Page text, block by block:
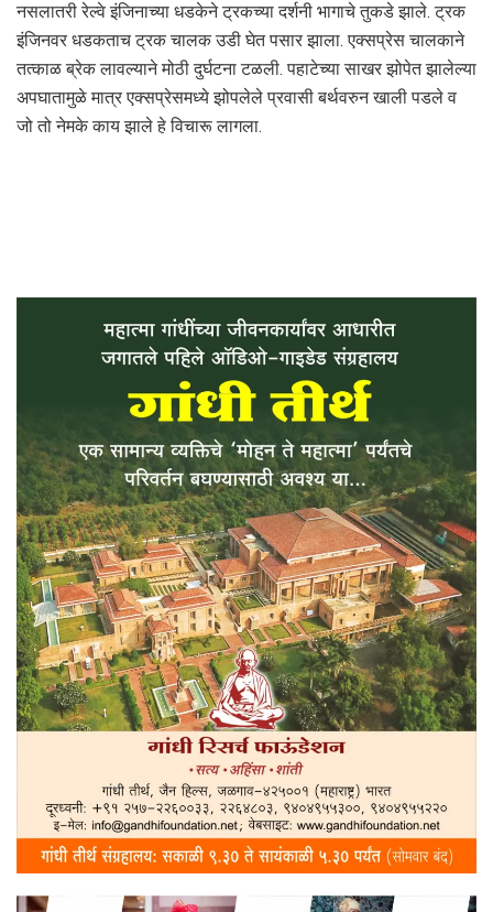
नसलातरी रेल्वे इंजिनाच्या धडकेने ट्रकच्या दर्शनी भागाचे तुकडे झाले. ट्रक
इंजिनवर धडकताच ट्रक चालक उडी घेत पसार झाला. एक्सप्रेस चालकाने
तत्काळ ब्रेक लावल्याने मोठी दुर्घटना टळली. पहाटेच्या साखर झोपेत झालेल्या
अपघातामुळे मात्र एक्सप्रेसमध्ये झोपलेले प्रवासी बर्थवरुन खाली पडले व
जो तो नेमके काय झाले हे विचारू लागला.